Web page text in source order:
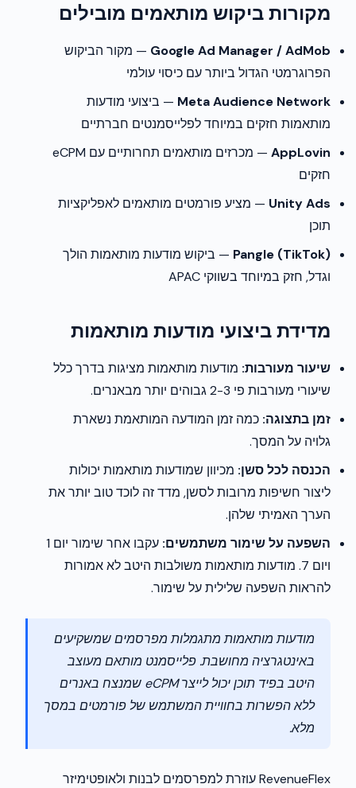
מקורות ביקוש מותאמים מובילים
Google Ad Manager / AdMob — מקור הביקוש
הפרוגרמטי הגדול ביותר עם כיסוי עולמי
Meta Audience Network — ביצועי מודעות
מותאמות חזקים במיוחד לפלייסמנטים חברתיים
AppLovin
— מכרזים מותאמים תחרותיים עם eCPM
חזקים
Unity Ads — מציע פורמטים מותאמים לאפליקציות
תוכן
Pangle (TikTok) — ביקוש מודעות מותאמות הולך
וגדל, חזק במיוחד בשווקי APAC
מדידת ביצועי מודעות מותאמות
שיעור מעורבות: מודעות מותאמות מציגות בדרך כלל
שיעורי מעורבות פי 2-3 גבוהים יותר מבאנרים.
זמן בתצוגה: כמה זמן המודעה המותאמת נשארת
גלויה על המסך.
הכנסה לכל סשן: מכיוון שמודעות מותאמות יכולות
ליצור חשיפות מרובות לסשן, מדד זה לוכד טוב יותר את
הערך האמיתי שלהן.
השפעה על שימור משתמשים:
עקבו אחר שימור יום 1
ויום 7. מודעות מותאמות משולבות היטב לא אמורות
להראות השפעה שלילית על שימור.
מודעות מותאמות מתגמלות מפרסמים שמשקיעים
באינטגרציה מחושבת. פלייסמנט מותאם מעוצב
היטב בפיד תוכן יכול לייצר eCPM שמנצח באנרים
ללא הפשרות בחוויית המשתמש של פורמטים במסך
מלא.
RevenueFlex עוזרת למפרסמים לבנות ולאופטימיזר